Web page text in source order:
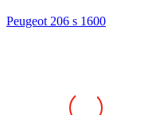
Peugeot 206 s 1600